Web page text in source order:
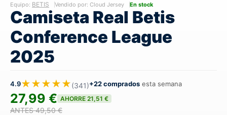
Equipo: BETIS Vendido por: Cloud Jersey En stock
Camiseta Real Betis
Conference League
2025
4.9★★★★★(341)+22 comprados esta semana
27,99 € AHORRE 21,51 €
ANTES 49,50 €